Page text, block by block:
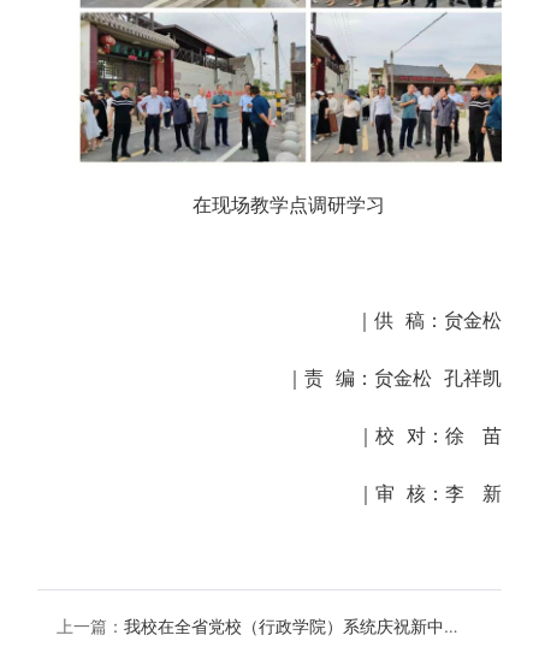
在现场教学点调研学习
｜供 稿： 贠金松
｜责 编：贠金松 孔祥凯
｜校 对：徐 苗
｜审 核：李 新
上一篇： 我校在全省党校（行政学院）系统庆祝新中国成立75周年理论研讨会上取得佳绩